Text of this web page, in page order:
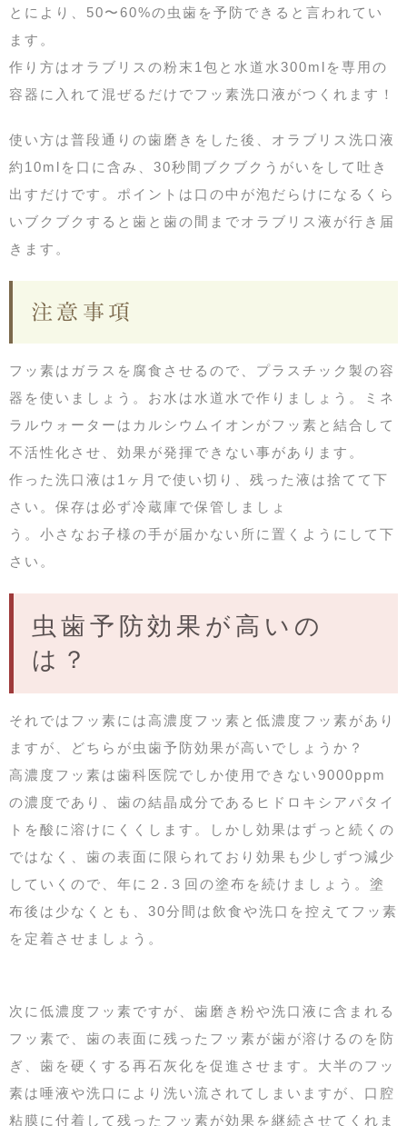
とにより、50〜60%の虫歯を予防できると言われてい
ます。
作り方はオラブリスの粉末1包と水道水300mlを専用の
容器に入れて混ぜるだけでフッ素洗口液がつくれます！
使い方は普段通りの歯磨きをした後、オラブリス洗口液
約10mlを口に含み、30秒間ブクブクうがいをして吐き
出すだけです。ポイントは口の中が泡だらけになるくら
いブクブクすると歯と歯の間までオラブリス液が行き届
きます。
注意事項
フッ素はガラスを腐食させるので、プラスチック製の容
器を使いましょう。お水は水道水で作りましょう。ミネ
ラルウォーターはカルシウムイオンがフッ素と結合して
不活性化させ、効果が発揮できない事があります。
作った洗口液は1ヶ月で使い切り、残った液は捨てて下
さい。保存は必ず冷蔵庫で保管しましょ
う。小さなお子様の手が届かない所に置くようにして下
さい。
虫歯予防効果が高いの
は？
それではフッ素には高濃度フッ素と低濃度フッ素があり
ますが、どちらが虫歯予防効果が高いでしょうか？
高濃度フッ素は歯科医院でしか使用できない9000ppm
の濃度であり、歯の結晶成分であるヒドロキシアパタイ
トを酸に溶けにくくします。しかし効果はずっと続くの
ではなく、歯の表面に限られており効果も少しずつ減少
していくので、年に２.３回の塗布を続けましょう。塗
布後は少なくとも、30分間は飲食や洗口を控えてフッ素
を定着させましょう。
次に低濃度フッ素ですが、歯磨き粉や洗口液に含まれる
フッ素で、歯の表面に残ったフッ素が歯が溶けるのを防
ぎ、歯を硬くする再石灰化を促進させます。大半のフッ
素は唾液や洗口により洗い流されてしまいますが、口腔
粘膜に付着して残ったフッ素が効果を継続させてくれま